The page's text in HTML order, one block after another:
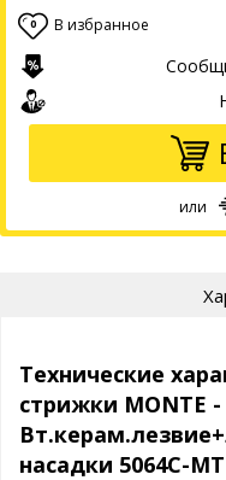
0 В избранное
или
Технические
стрижки MONTE -
насадки 5064С-MT